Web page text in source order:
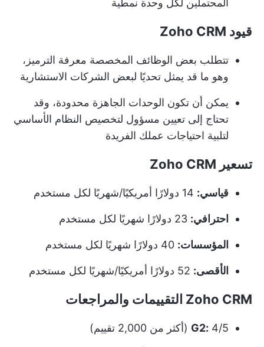
المحتملين لكل وحدة نمطية
قيود Zoho CRM
تتطلب بعض الوظائف المخصصة معرفة الترميز،
وهو ما قد يمثل تحديًا لبعض الشركات الاستشارية
يمكن أن تكون الوحدات الجاهزة محدودة، وقد
تحتاج إلى تعيين مسؤول لتخصيص النظام الأساسي
لتلبية احتياجات عملك الفريدة
تسعير Zoho CRM
قياسي:
احترافي:
المؤسسات:
الأقصى:
Zoho CRM التقييمات والمراجعات
G2: 4/5 (أكثر من 2,000 تقييم)